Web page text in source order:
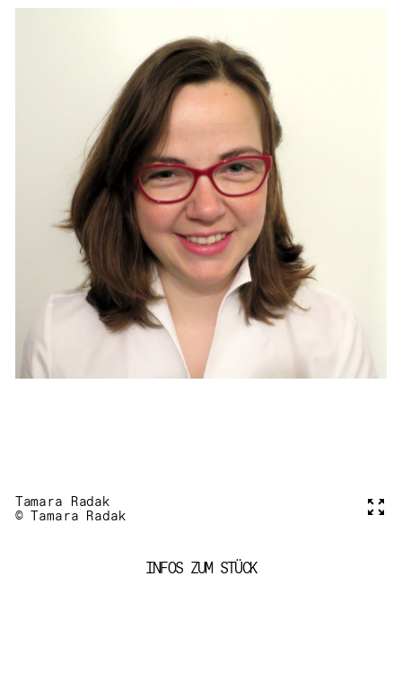
Tamara Radak
© Tamara Radak
INFOS ZUM STÜCK